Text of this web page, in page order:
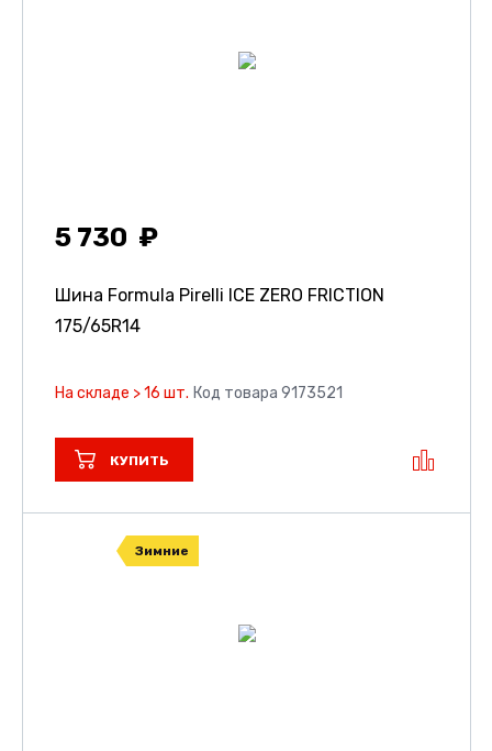
5 730
Шина Formula Pirelli ICE ZERO FRICTION
175/65R14
На складе > 16 шт. Код товара 9173521
КУПИТЬ
Зимние